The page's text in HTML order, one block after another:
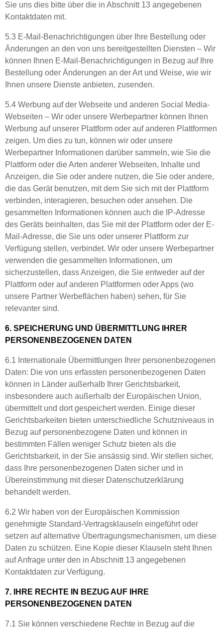
Sie uns dies bitte über die in Abschnitt 13 angegebenen
Kontaktdaten mit.
5.3 E-Mail-Benachrichtigungen über Ihre Bestellung oder
Änderungen an den von uns bereitgestellten Diensten – Wir
können Ihnen E-Mail-Benachrichtigungen in Bezug auf Ihre
Bestellung oder Änderungen an der Art und Weise, wie wir
Ihnen unsere Dienste anbieten, zusenden.
5.4 Werbung auf der Webseite und anderen Social Media-
Webseiten – Wir oder unsere Werbepartner können Ihnen
Werbung auf unserer Plattform oder auf anderen Plattformen
zeigen. Um dies zu tun, können wir oder unsere
Werbepartner Informationen darüber sammeln, wie Sie die
Plattform oder die Arten anderer Webseiten, Inhalte und
Anzeigen, die Sie oder andere nutzen, die Sie oder andere,
die das Gerät benutzen, mit dem Sie sich mit der Plattform
verbinden, interagieren, besuchen oder ansehen. Die
gesammelten Informationen können auch die IP-Adresse
des Geräts beinhalten, das Sie mit der Plattform oder der E-
Mail-Adresse, die Sie uns oder unserer Plattform zur
Verfügung stellen, verbindet. Wir oder unsere Werbepartner
verwenden die gesammelten Informationen, um
sicherzustellen, dass Anzeigen, die Sie entweder auf der
Plattform oder auf anderen Plattformen oder Apps (wo
unsere Partner Werbeflächen haben) sehen, für Sie
relevanter sind.
6. SPEICHERUNG UND ÜBERMITTLUNG IHRER
PERSONENBEZOGENEN DATEN
6.1 Internationale Übermittlungen Ihrer personenbezogenen
Daten: Die von uns erfassten personenbezogenen Daten
können in Länder außerhalb Ihrer Gerichtsbarkeit,
insbesondere auch außerhalb der Europäischen Union,
übermittelt und dort gespeichert werden. Einige dieser
Gerichtsbarkeiten bieten unterschiedliche Schutzniveaus in
Bezug auf personenbezogene Daten und können in
bestimmten Fällen weniger Schutz bieten als die
Gerichtsbarkeit, in der Sie ansässig sind. Wir stellen sicher,
dass Ihre personenbezogenen Daten sicher und in
Übereinstimmung mit dieser Datenschutzerklärung
behandelt werden.
6.2 Wir haben von der Europäischen Kommission
genehmigte Standard-Vertragsklauseln eingeführt oder
setzen auf alternative Übertragungsmechanismen, um diese
Daten zu schützen. Eine Kopie dieser Klauseln steht Ihnen
auf Anfrage unter den in Abschnitt 13 angegebenen
Kontaktdaten zur Verfügung.
7. IHRE RECHTE IN BEZUG AUF IHRE
PERSONENBEZOGENEN DATEN
7.1 Sie können verschiedene Rechte in Bezug auf die